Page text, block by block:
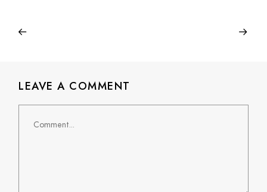
LEAVE A COMMENT